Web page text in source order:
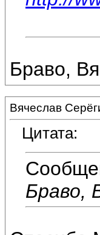
Браво,
Вячеслав
Цитата:
Браво,